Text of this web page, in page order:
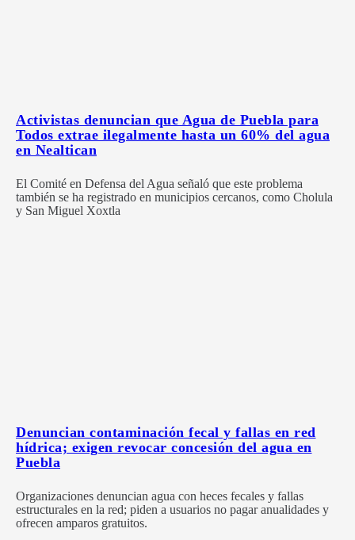
Activistas denuncian que Agua de Puebla para
Todos extrae ilegalmente hasta un 60% del agua
en Nealtican
El Comité en Defensa del Agua señaló que este problema
también se ha registrado en municipios cercanos, como Cholula
y San Miguel Xoxtla
Denuncian contaminación fecal y fallas en red
hídrica; exigen revocar concesión del agua en
Puebla
Organizaciones denuncian agua con heces fecales y fallas
estructurales en la red; piden a usuarios no pagar anualidades y
ofrecen amparos gratuitos.